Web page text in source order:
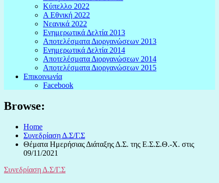
Κύπελλο 2022
Α Εθνική 2022
Νεανικά 2022
Ενημερωτικά Δελτία 2013
Αποτελέσματα Διοργανώσεων 2013
Ενημερωτικά Δελτία 2014
Αποτελέσματα Διοργανώσεων 2014
Αποτελέσματα Διοργανώσεων 2015
Επικοινωνία
Facebook
Browse:
Home
Συνεδρίαση Δ.Σ/Γ.Σ
Θέματα Ημερήσιας Διάταξης Δ.Σ. της Ε.Σ.Σ.Θ.-Χ. στις
09/11/2021
Συνεδρίαση Δ.Σ/Γ.Σ